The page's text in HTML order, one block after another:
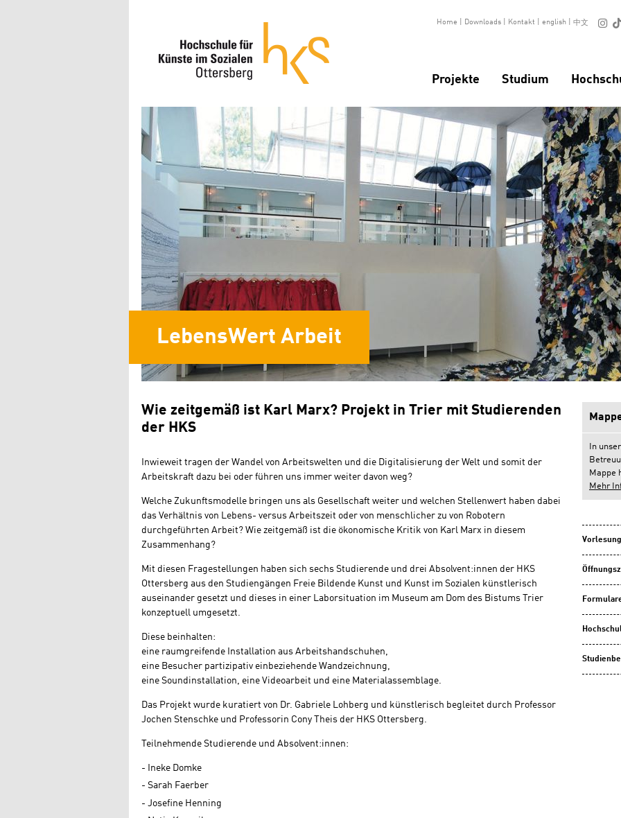
Home Downloads Kontakt english 中文  
Projekte Studium
LebensWert Arbeit
Wie zeitgemäß ist Karl Marx? Projekt in Trier mit Studierenden
der HKS
Inwieweit tragen der Wandel von Arbeitswelten und die Digitalisierung der Welt und somit der
Arbeitskraft dazu bei oder führen uns immer weiter davon weg?
Welche Zukunftsmodelle bringen uns als Gesellschaft weiter und welchen Stellenwert haben dabei
das Verhältnis von Lebens- versus Arbeitszeit oder von menschlicher zu von Robotern
durchgeführten Arbeit? Wie zeitgemäß ist die ökonomische Kritik von Karl Marx in diesem
Zusammenhang?
Mit diesen Fragestellungen haben sich sechs Studierende und drei Absolvent:innen der HKS
Ottersberg aus den Studiengängen Freie Bildende Kunst und Kunst im Sozialen künstlerisch
auseinander gesetzt und dieses in einer Laborsituation im Museum am Dom des Bistums Trier
konzeptuell umgesetzt.
Diese beinhalten:
eine raumgreifende Installation aus Arbeitshandschuhen,
eine Besucher partizipativ einbeziehende Wandzeichnung,
eine Soundinstallation, eine Videoarbeit und eine Materialassemblage.
Das Projekt wurde kuratiert von Dr. Gabriele Lohberg und künstlerisch begleitet durch Professor
Jochen Stenschke und Professorin Cony Theis der HKS Ottersberg.
Teilnehmende Studierende und Absolvent:innen:
Ineke Domke
Sarah Faerber
Josefine Henning
In
Mappe
Mehr